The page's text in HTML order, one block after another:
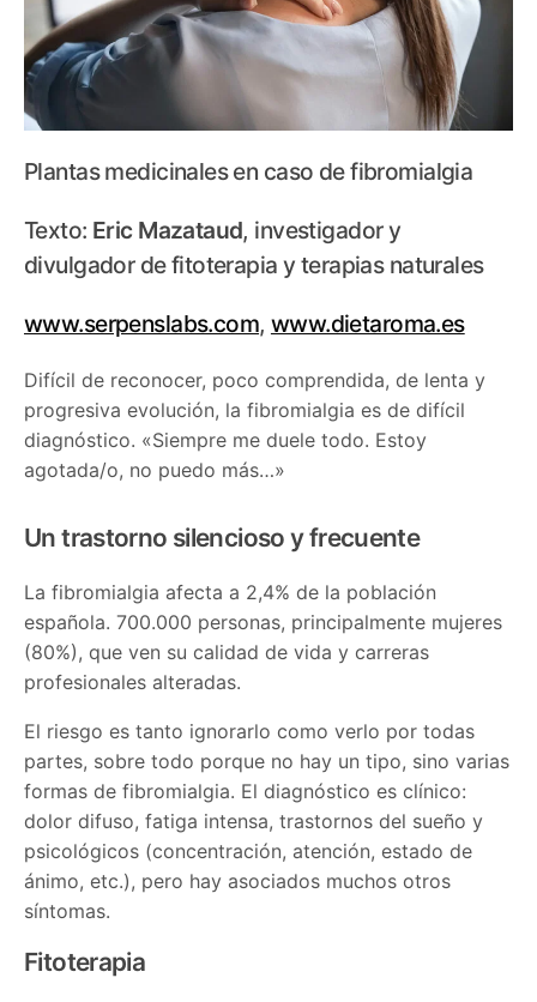
Plantas medicinales en caso de fibromialgia
Texto: Eric Mazataud, investigador y
divulgador de fitoterapia y terapias naturales
www.serpenslabs.com, www.dietaroma.es
Difícil de reconocer, poco comprendida, de lenta y
progresiva evolución, la fibromialgia es de difícil
diagnóstico. «Siempre me duele todo. Estoy
agotada/o, no puedo más…»
Un trastorno silencioso y frecuente
La fibromialgia afecta a 2,4% de la población
española. 700.000 personas, principalmente mujeres
(80%), que ven su calidad de vida y carreras
profesionales alteradas.
El riesgo es tanto ignorarlo como verlo por todas
partes, sobre todo porque no hay un tipo, sino varias
formas de fibromialgia. El diagnóstico es clínico:
dolor difuso, fatiga intensa, trastornos del sueño y
psicológicos (concentración, atención, estado de
ánimo, etc.), pero hay asociados muchos otros
síntomas.
Fitoterapia